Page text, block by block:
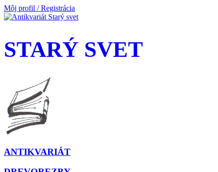
Môj profil / Registrácia
STARÝ SVET
ANTIKVARIÁT